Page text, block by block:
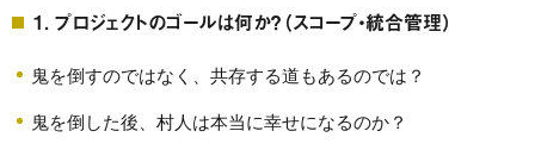
1. プロジェクトのゴールは何か？（スコープ・統合管理）
鬼を倒すのではなく、共存する道もあるのでは？
鬼を倒した後、村人は本当に幸せになるのか？